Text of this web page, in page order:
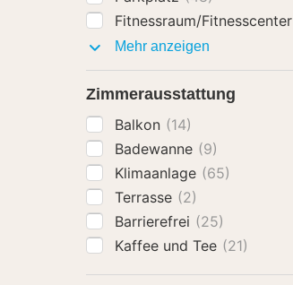
Fitnessraum/Fitnesscenter
Mehr anzeigen
Zimmerausstattung
Balkon (14)
Badewanne (9)
Klimaanlage (65)
Terrasse (2)
Barrierefrei (25)
Kaffee und Tee (21)